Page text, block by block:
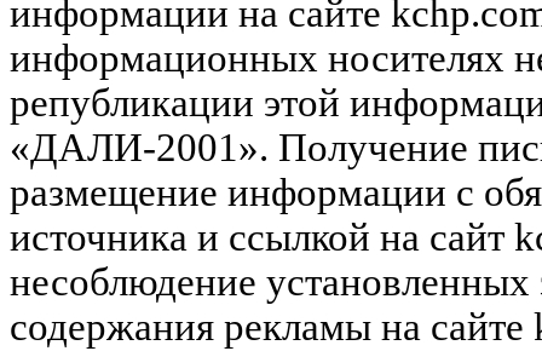
информации на сайте
информационных носителях
републикации этой
«ДАЛИ-2001». Получение
размещение информации с
источника и ссылкой на сайт
несоблюдение установленных
содержания рекламы на сайте